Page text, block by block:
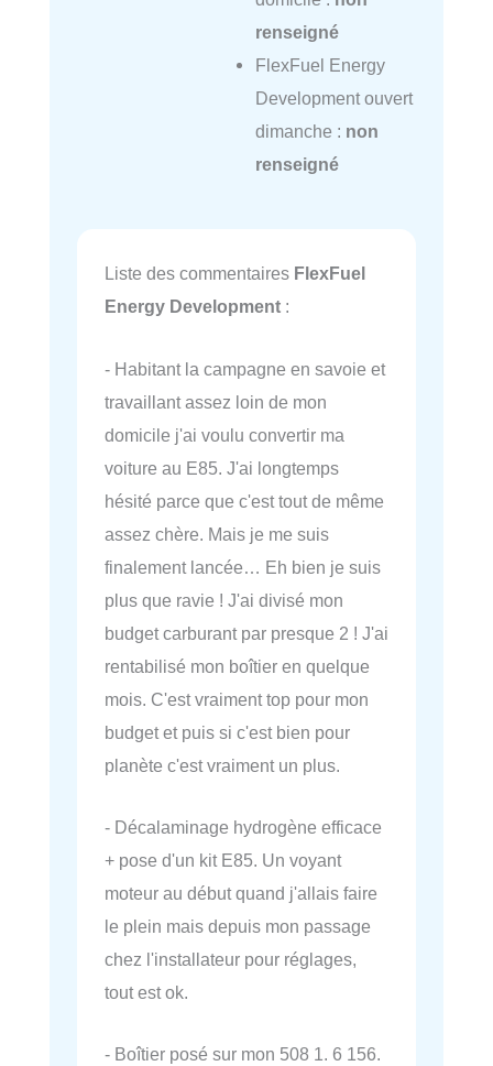
renseigné
FlexFuel Energy
Development ouvert
dimanche : non
renseigné
Liste des commentaires FlexFuel
Energy Development :
- Habitant la campagne en savoie et
travaillant assez loin de mon
domicile j'ai voulu convertir ma
voiture au E85. J'ai longtemps
hésité parce que c'est tout de même
assez chère. Mais je me suis
finalement lancée… Eh bien je suis
plus que ravie ! J'ai divisé mon
budget carburant par presque 2 ! J'ai
rentabilisé mon boîtier en quelque
mois. C'est vraiment top pour mon
budget et puis si c'est bien pour
planète c'est vraiment un plus.
- Décalaminage hydrogène efficace
+ pose d'un kit E85. Un voyant
moteur au début quand j'allais faire
le plein mais depuis mon passage
chez l'installateur pour réglages,
tout est ok.
- Boîtier posé sur mon 508 1. 6 156.